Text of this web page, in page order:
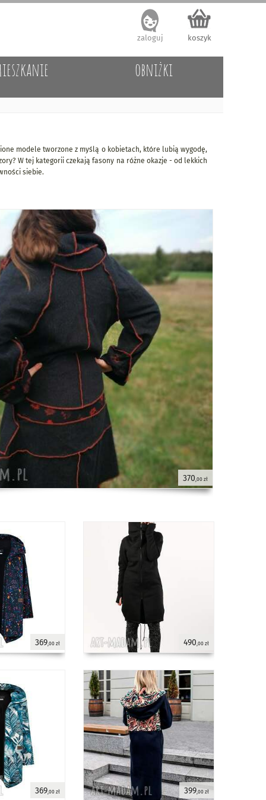
koszyk
zaloguj
obniżki
modele tworzone z myślą o kobietach, które lubią wygodę,
W tej kategorii czekają fasony na różne okazje - od lekkich
siebie.
370,00 zł
369,00 zł 490,00 zł
369,00 zł 399,00 zł